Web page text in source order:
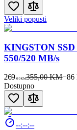
Veliki popusti
KINGSTON
550/520 MB/s
269 00KM355,00 KM−86
Dostupno
--:--:--